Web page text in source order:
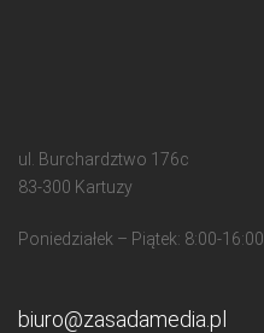
ul. Burchardztwo 176c
83-300 Kartuzy
Poniedziałek – Piątek: 8:00-16:00
biuro@zasadamedia.pl